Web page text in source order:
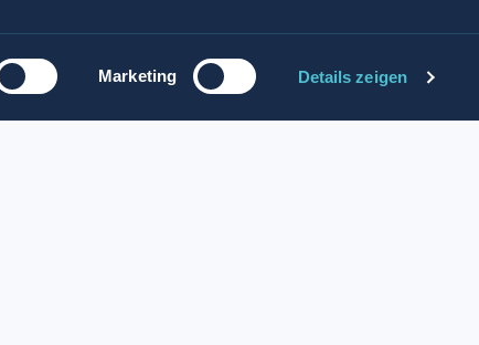
Marketing Details zeigen